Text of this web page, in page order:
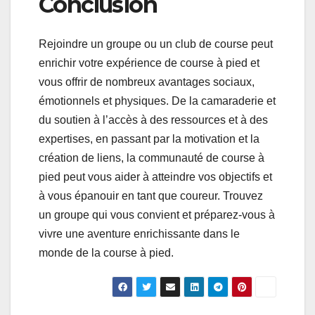
Rejoindre un groupe ou un club de course peut
enrichir votre expérience de course à pied et
vous offrir de nombreux avantages sociaux,
émotionnels et physiques. De la camaraderie et
du soutien à l’accès à des ressources et à des
expertises, en passant par la motivation et la
création de liens, la communauté de course à
pied peut vous aider à atteindre vos objectifs et
à vous épanouir en tant que coureur. Trouvez
un groupe qui vous convient et préparez-vous à
vivre une aventure enrichissante dans le
monde de la course à pied.